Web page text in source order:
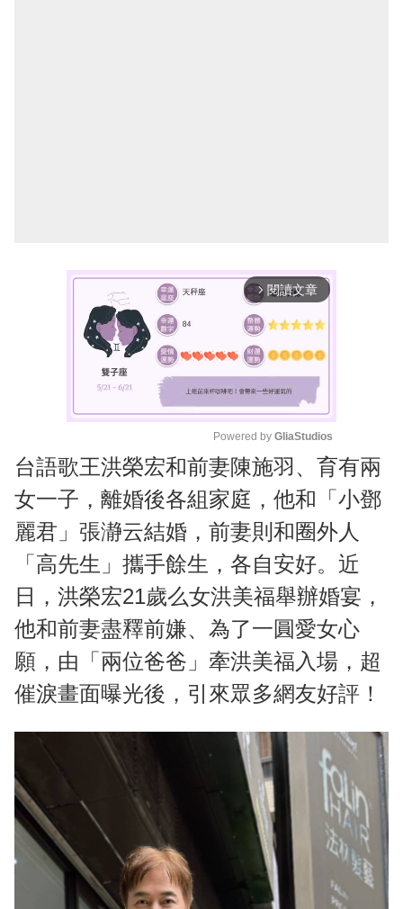
arrow_forward_ios 閱讀文章
M
u
t
e
Powered by GliaStudios
台語歌王洪榮宏和前妻陳施羽、育有兩
女一子，離婚後各組家庭，他和「小鄧
麗君」張瀞云結婚，前妻則和圈外人
「高先生」攜手餘生，各自安好。近
日，洪榮宏21歲么女洪美福舉辦婚宴，
他和前妻盡釋前嫌、為了一圓愛女心
願，由「兩位爸爸」牽洪美福入場，超
催淚畫面曝光後，引來眾多網友好評！